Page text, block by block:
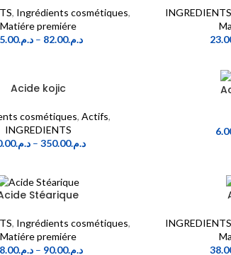
, Ingrédients cosmétiques,
Matiére premiére
د.م. – د.م.82.00
INGREDIENTS
Acide kojic
cosmétiques,Actifs,
INGREDIENTS
د.م. – د.م.350.00
Stéarique
, Ingrédients cosmétiques,
Matiére premiére
د.م. – د.م.90.00
INGREDIENTS